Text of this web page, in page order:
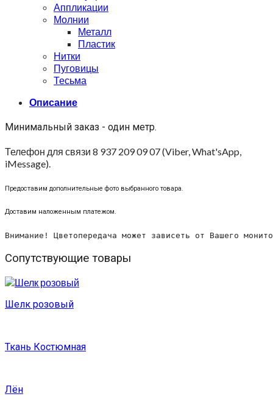
Аппликации
Молнии
Металл
Пластик
Нитки
Пуговицы
Тесьма
Описание
Минимальный заказ - один метр.
Телефон для связи 8 937 209 09 07 (Viber, What'sApp,
iMessage).
Предоставим дополнительные фото выбранного товара.
Доставим наложенным платежом.
Внимание! Цветопередача может зависеть от Вашего
Сопутствующие товары
Шелк розовый
Ткань Костюмная
Лён